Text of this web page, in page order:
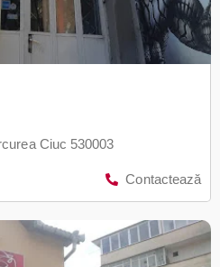
Ciuc 530003
Contactează